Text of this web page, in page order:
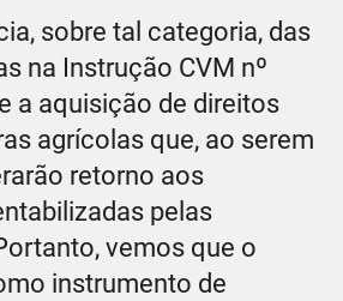
sobre tal categoria, das
na Instrução CVM nº
a aquisição de direitos
agrícolas que, ao serem
retorno aos
pelas
vemos que o
instrumento de